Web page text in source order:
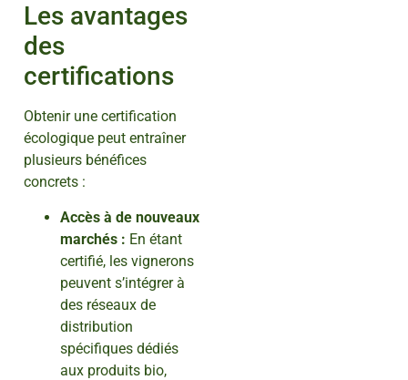
Les avantages
des
certifications
Obtenir une certification
écologique peut entraîner
plusieurs bénéfices
concrets :
Accès à de nouveaux
marchés : En étant
certifié, les vignerons
peuvent s’intégrer à
des réseaux de
distribution
spécifiques dédiés
aux produits bio,